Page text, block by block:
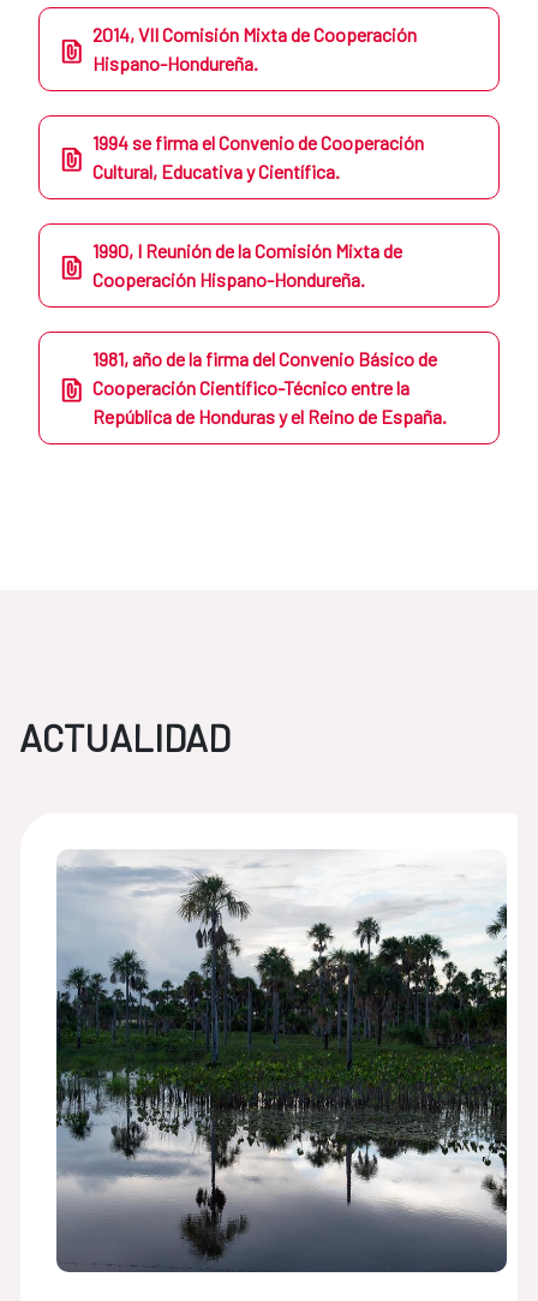
2014, VII Comisión Mixta de Cooperación
Hispano-Hondureña.
1994 se firma el Convenio de Cooperación
Cultural, Educativa y Científica.
​1990, I Reunión de la Comisión Mixta de
Cooperación Hispano-Hondureña.
​1981, año de la firma del Convenio Básico de
Cooperación Científico-Técnico entre la
República de Honduras y el Reino de España.
ACTUALIDAD